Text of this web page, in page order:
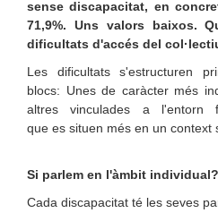
sense discapacitat, en
71,9%. Uns valors baixos.
dificultats d'accés del
Les dificultats s'estructuren
blocs: Unes de caràcter més
altres vinculades a l'entorn
que es situen més en un context
Si parlem en l'àmbit individual?
Cada discapacitat té les seves